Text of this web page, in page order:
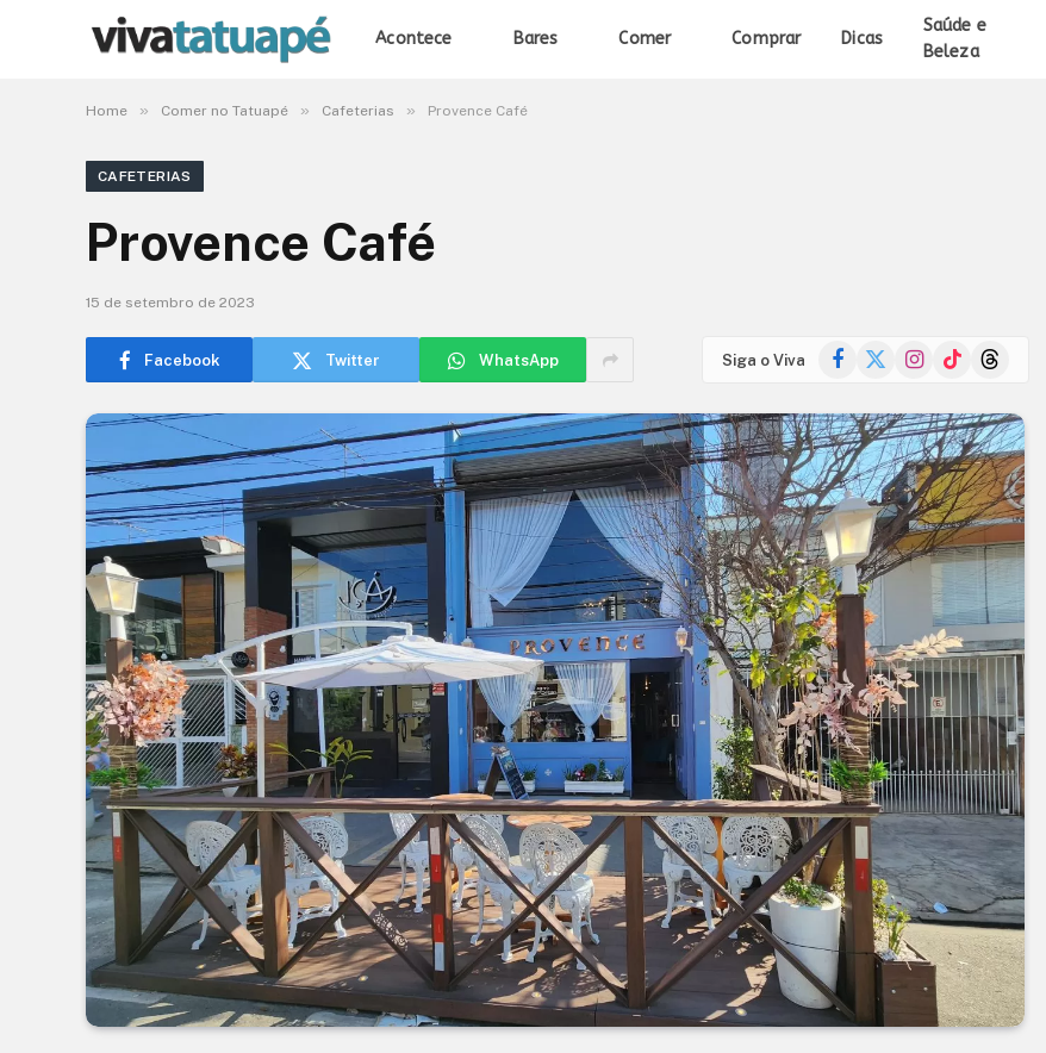
Acontece Bares Comer Comprar Dicas
Saúde e
Beleza
Home » Comer no Tatuapé » Cafeterias » Provence Café
CAFETERIAS
Provence Café
15 de setembro de 2023
Facebook Twitter WhatsApp Siga o Viva Facebook
X
InstagramTikTokThreads